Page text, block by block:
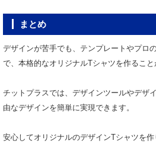
まとめ
デザインが苦手でも、テンプレートやプロ
で、本格的なオリジナルTシャツを作ること
チットプラスでは、デザインツールやデザ
由なデザインを簡単に実現できます。
安心してオリジナルのデザインTシャツを